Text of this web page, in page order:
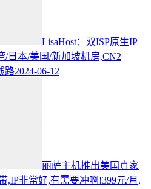
LisaHost：双ISP原生IP
/日本/美国/新加坡机房,CN2
路2024-06-12
丽萨主机推出美国真家
,IP非常好,有需要冲啊!399元/月,